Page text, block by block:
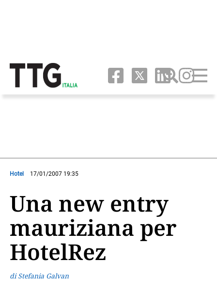
Hotel 17/01/2007 19:35
Una new entry
mauriziana per
HotelRez
di Stefania Galvan